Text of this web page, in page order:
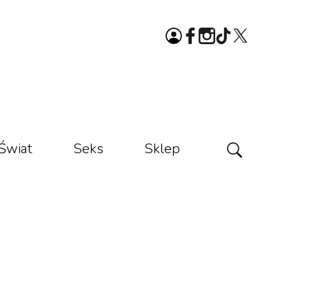
Seks Sklep